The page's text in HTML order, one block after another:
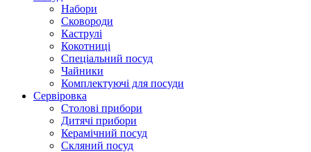
Набори
Сковороди
Каструлі
Кокотниці
Cпеціальний посуд
Чайники
Комплектуючі для посуди
Сервіровка
Столові прибори
Дитячі прибори
Керамічний посуд
Скляний посуд